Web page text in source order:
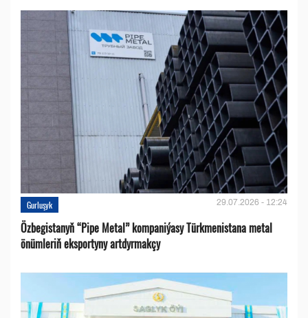
Gurluşyk 29.07.2026 - 12:24
Özbegistanyň “Pipe Metal” kompaniýasy Türkmenistana metal
önümleriň eksportyny artdyrmakçy